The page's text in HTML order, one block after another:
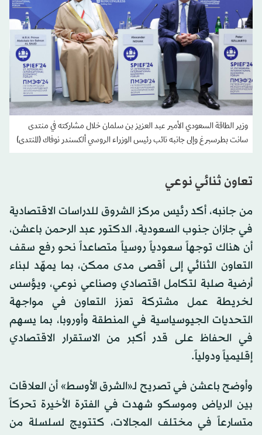
وزير الطاقة السعودي الأمير عبد العزيز بن سلمان خلال مشاركته في منتدى
سانت بطرسبرغ وإلى جانبه نائب رئيس الوزراء الروسي ألكسندر نوفاك (المنتدى)
تعاون ثنائي نوعي
من جانبه، أكد رئيس مركز الشروق للدراسات الاقتصادية
في جازان جنوب السعودية، الدكتور عبد الرحمن باعشن،
أن هناك توجهاً سعودياً روسياً متصاعداً نحو رفع سقف
التعاون الثنائي إلى أقصى مدى ممكن، بما يمهّد لبناء
أرضية صلبة لتكامل اقتصادي وصناعي نوعي، ويؤسس
لخريطة عمل مشتركة تعزز التعاون في مواجهة
التحديات الجيوسياسية في المنطقة وأوروبا، بما يسهم
في الحفاظ على قدر أكبر من الاستقرار الاقتصادي
إقليمياً ودولياً.
وأوضح باعشن في تصريح لـ«الشرق الأوسط» أن العلاقات
بين الرياض وموسكو شهدت في الفترة الأخيرة تحركاً
متسارعاً في مختلف المجالات، كتتويج لسلسلة من